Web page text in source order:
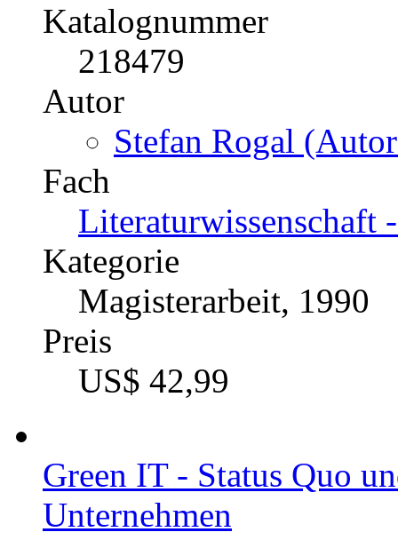
Katalognummer
218479
Autor
Stefan Rogal
Fach
Literaturwissenschaft
Kategorie
Magisterarbeit, 1990
Preis
US$ 42,99
Green IT - Status Quo
Unternehmen